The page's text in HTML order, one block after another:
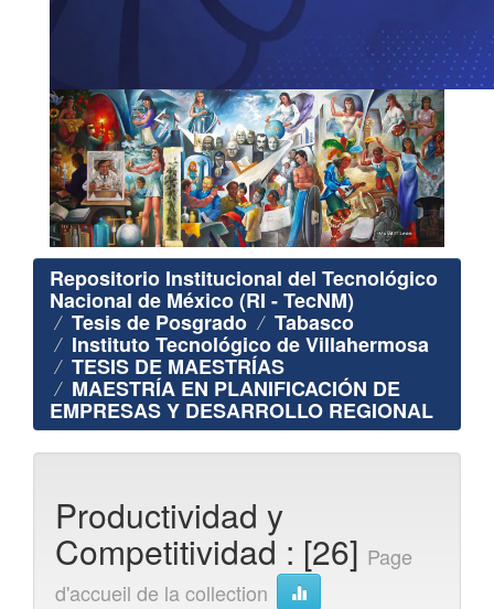
Repositorio Institucional del Tecnológico
Nacional de México (RI - TecNM)
Tesis de Posgrado Tabasco
Instituto Tecnológico de Villahermosa
TESIS DE MAESTRÍAS
MAESTRÍA EN PLANIFICACIÓN DE
EMPRESAS Y DESARROLLO REGIONAL
Productividad y
Competitividad : [26] Page
d'accueil de la collection